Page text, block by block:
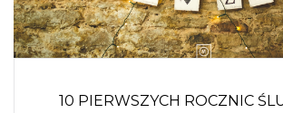
10 PIERWSZYCH ROCZNIC